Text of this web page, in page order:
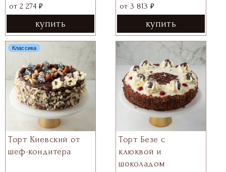
от 2 274 ₽
купить
от 3 813 ₽
купить
Торт Киевский от
шеф-кондитера
Классика
Торт Безе с
клюквой и
шоколадом